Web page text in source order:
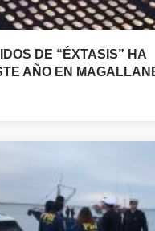
DE “ÉXTASIS” HA
AÑO EN